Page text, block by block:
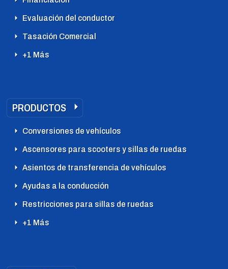
Evaluación del conductor
Tasación Comercial
+1 Más
PRODUCTOS
Conversiones de vehículos
Ascensores para scooters y sillas de ruedas
Asientos de transferencia de vehículos
Ayudas a la conducción
Restricciones para sillas de ruedas
+1 Más